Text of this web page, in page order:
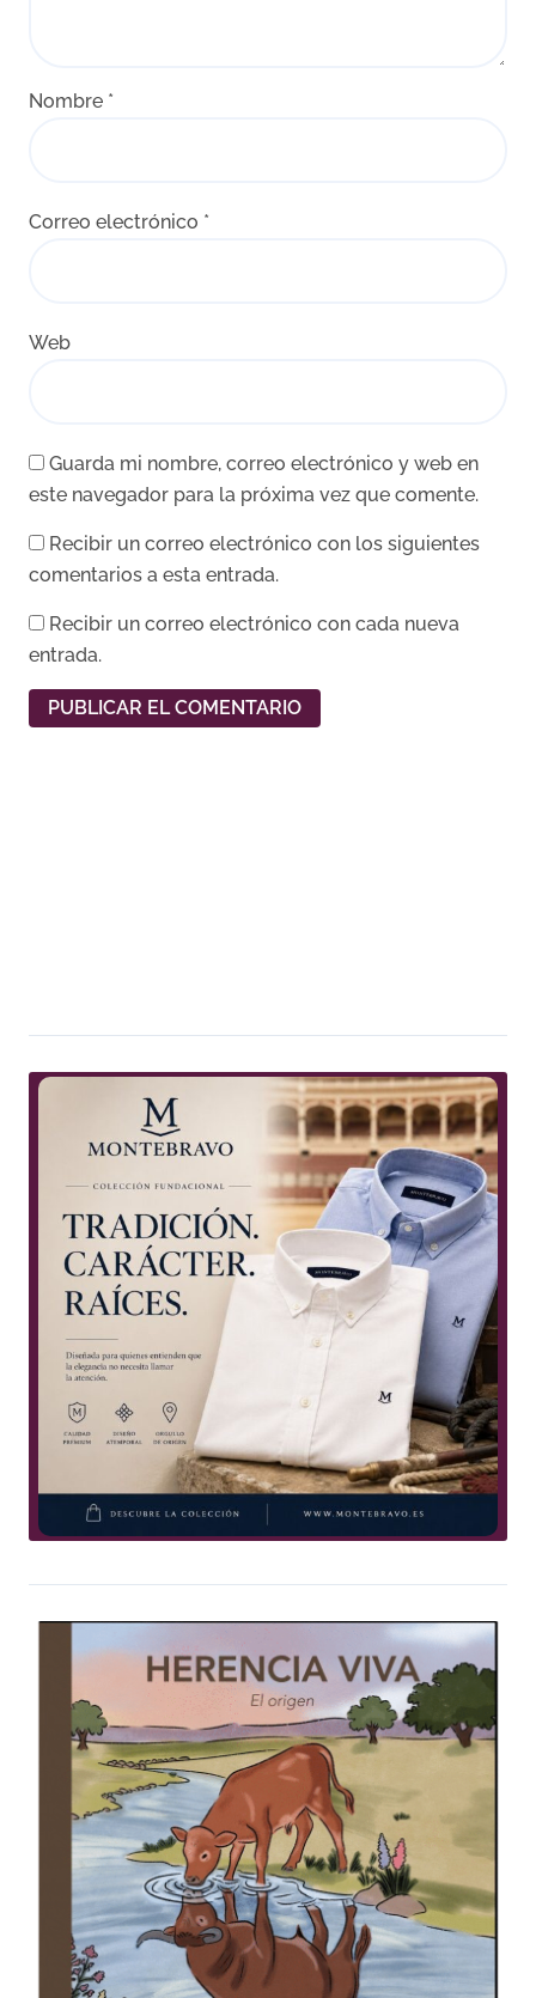
Nombre *
Correo electrónico *
Web
Guarda mi nombre, correo electrónico y web en
este navegador para la próxima vez que comente.
Recibir un correo electrónico con los siguientes
comentarios a esta entrada.
Recibir un correo electrónico con cada nueva
entrada.